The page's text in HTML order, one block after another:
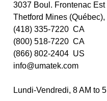
3037 Boul. Frontenac Est
Thetford Mines
(418) 335-7220 CA
(800) 518-7220 CA
(866) 802-2404 US
info@umatek.com
Lundi-Vendredi, 8 AM to